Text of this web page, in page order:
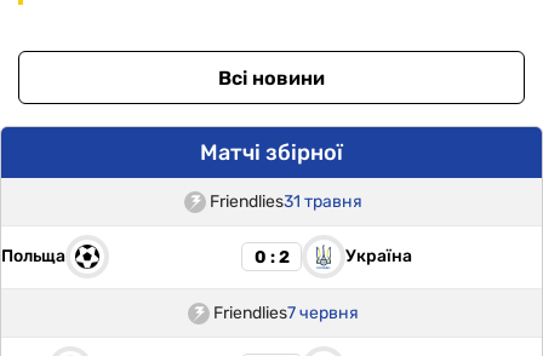
Всі новини
Матчі збірної
Friendlies31 травня
Польща 0 : 2 Україна
Friendlies7 червня